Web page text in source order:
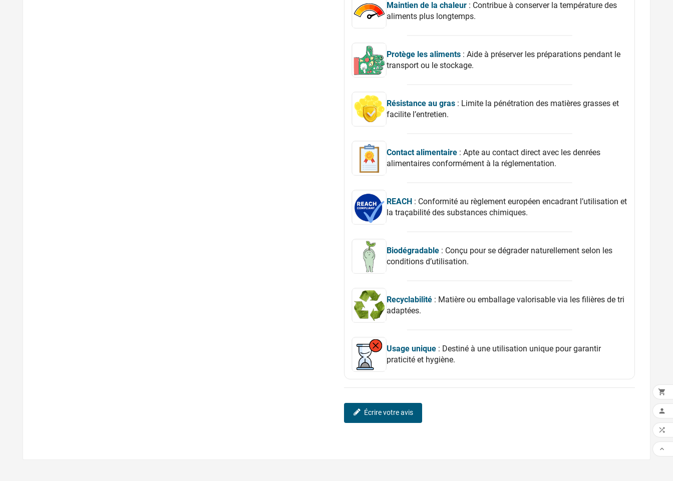
Maintien de la chaleur : Contribue à conserver la température des
aliments plus longtemps.
Protège les aliments : Aide à préserver les préparations pendant le
transport ou le stockage.
Résistance au gras : Limite la pénétration des matières grasses et
facilite l’entretien.
Contact alimentaire : Apte au contact direct avec les denrées
alimentaires conformément à la réglementation.
REACH : Conformité au règlement européen encadrant l’utilisation et
la traçabilité des substances chimiques.
Biodégradable : Conçu pour se dégrader naturellement selon les
conditions d’utilisation.
Recyclabilité : Matière ou emballage valorisable via les filières de tri
adaptées.
Usage unique : Destiné à une utilisation unique pour garantir
praticité et hygiène.
Écrire votre avis



